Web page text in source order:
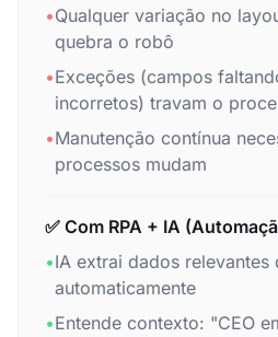
•Qualquer variação no
quebra o robô
•Exceções (campos
incorretos) travam o
•Manutenção contínua
processos mudam
✅ Com RPA + IA
•IA extrai dados
automaticamente
•Entende contexto: "CEO